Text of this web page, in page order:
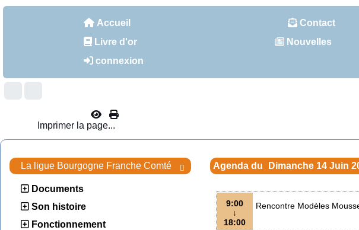
Accueil Contact
Livre d'or
Nouvelles
connexion
Imprimer la page...

La ligue Bourgogne Franche Comté
Documents
Son histoire
Fonctionnement
Agenda du Dimanche 14 Juin
9:00
↓
18:00
Rencontre Modèles